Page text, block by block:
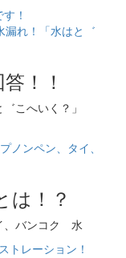
！
！！
こへいく？」
は！？
、バンコク 水
トレーション！